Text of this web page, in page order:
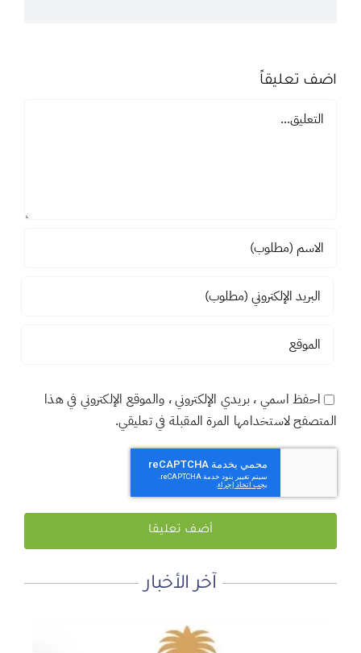
آخر الأخبار
أجتاحني الخريف .. و أعادني الربيع
اضف تعليقاً
احفظ اسمي ، بريدي الإلكتروني ، والموقع الإلكتروني في هذا
المتصفح لاستخدامها المرة المقبلة في تعليقي.